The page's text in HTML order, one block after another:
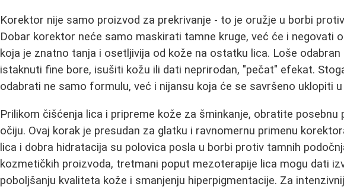
Korektor nije samo proizvod za prekrivanje - to je oružje u borbi
Dobar korektor neće samo maskirati tamne kruge, već će i negovati
koja je znatno tanja i osetljivija od kože na ostatku lica. Loše
istaknuti fine bore, isušiti kožu ili dati neprirodan, "pečat" efekat.
odabrati ne samo formulu, već i nijansu koja će se savršeno uklopiti
Prilikom čišćenja lica i pripreme kože za šminkanje, obratite posebnu
očiju. Ovaj korak je presudan za glatku i ravnomernu primenu
lica i dobra hidratacija su polovica posla u borbi protiv tamnih
kozmetičkih proizvoda, tretmani poput mezoterapije lica mogu dati
poboljšanju kvaliteta kože i smanjenju hiperpigmentacije. Za